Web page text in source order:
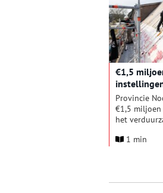
€1,5
Provincie
€1,5 miljoen
het
buurthuizen.
half miljoen
1 min